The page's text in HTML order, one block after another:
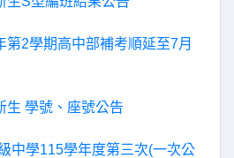
第2學期高中部補考順延至7月
生 學號、座號公告
中學115學年度第三次(一次公